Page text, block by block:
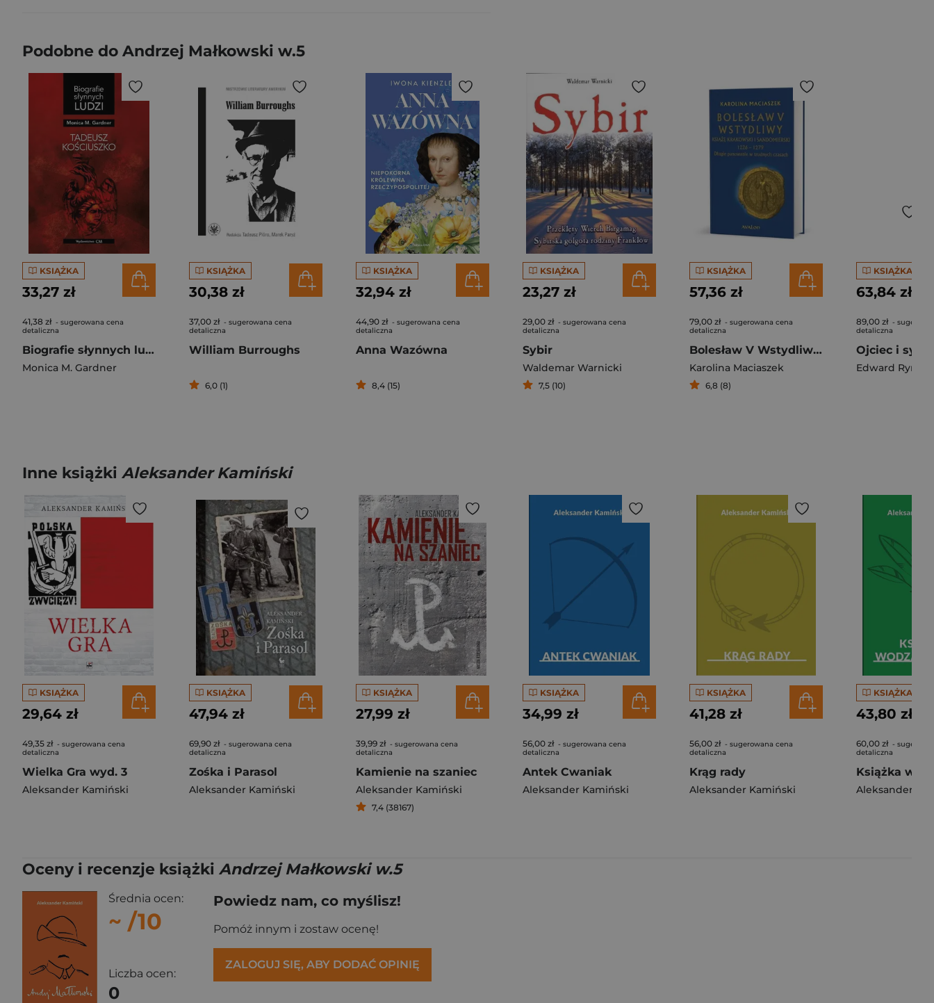
Podobne do Andrzej Małkowski w.5
KSIĄŻKA
33,27 zł
41,38 zł - sugerowana cena
detaliczna
Biografie słynnych ludzi. Tadeusz Kościuszko
Monica M. Gardner
KSIĄŻKA
30,38 zł
37,00 zł - sugerowana cena
detaliczna
William Burroughs
6,0 (1)
KSIĄŻKA
32,94 zł
44,90 zł - sugerowana cena
detaliczna
Anna Wazówna
8,4 (15)
KSIĄŻKA
23,27 zł
29,00 zł - sugerowana cena
detaliczna
Sybir
Waldemar Warnicki
7,5 (10)
KSIĄŻKA
57,36 zł
79,00 zł - sugerowana cena
detaliczna
Bolesław V Wstydliwy Książę krakowski i sandomierski 1226-1279 Długie panowanie w trudnych czasach
Karolina Maciaszek
6,8 (8)
KSIĄŻKA
63,84 zł
89,00 zł -
detaliczna
Edward Rymar
Inne książki Aleksander Kamiński
KSIĄŻKA
29,64 zł
49,35 zł - sugerowana cena
detaliczna
Wielka Gra wyd. 3
Aleksander Kamiński
KSIĄŻKA
47,94 zł
69,90 zł - sugerowana cena
detaliczna
Zośka i Parasol
Aleksander Kamiński
KSIĄŻKA
27,99 zł
39,99 zł - sugerowana cena
detaliczna
Kamienie na szaniec
Aleksander Kamiński
7,4 (38167)
KSIĄŻKA
34,99 zł
56,00 zł - sugerowana cena
detaliczna
Antek Cwaniak
Aleksander Kamiński
KSIĄŻKA
41,28 zł
56,00 zł - sugerowana cena
detaliczna
Krąg rady
Aleksander Kamiński
KSIĄŻKA
43,80 zł
60,00 zł -
detaliczna
Aleksander
Oceny i recenzje książki Andrzej Małkowski w.5
Średnia ocen:
~ /10
Liczba ocen:
0
Powiedz nam, co myślisz!
Pomóż innym i zostaw ocenę!
ZALOGUJ SIĘ, ABY DODAĆ OPINIĘ